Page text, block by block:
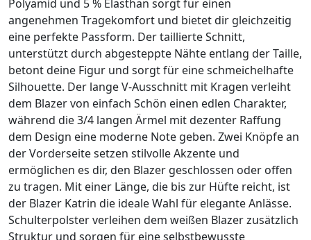
Polyamid und 5 % Elasthan sorgt für einen
angenehmen Tragekomfort und bietet dir gleichzeitig
eine perfekte Passform. Der taillierte Schnitt,
unterstützt durch abgesteppte Nähte entlang der Taille,
betont deine Figur und sorgt für eine schmeichelhafte
Silhouette. Der lange V-Ausschnitt mit Kragen verleiht
dem Blazer von einfach Schön einen edlen Charakter,
während die 3/4 langen Ärmel mit dezenter Raffung
dem Design eine moderne Note geben. Zwei Knöpfe an
der Vorderseite setzen stilvolle Akzente und
ermöglichen es dir, den Blazer geschlossen oder offen
zu tragen. Mit einer Länge, die bis zur Hüfte reicht, ist
der Blazer Katrin die ideale Wahl für elegante Anlässe.
Schulterpolster verleihen dem weißen Blazer zusätzlich
Struktur und sorgen für eine selbstbewusste